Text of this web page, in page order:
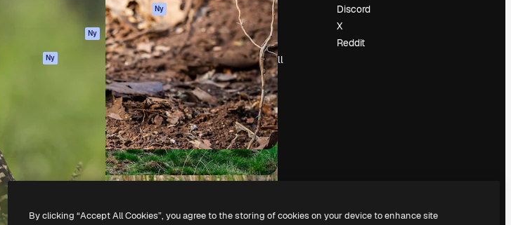
Ny
Ny
Original
Ny
Cookies policy
Förtroendecenter
Affiliates
Företag
Blogg
Händelser
Slidesgo
Sälj innehåll
Pressrum
Söker efter
magnific.ai
Discord
X
Reddit
Alla rättigheter reserverade.
By clicking “Accept All Cookies”, you agree to the storing of cookies on your device to enhance site